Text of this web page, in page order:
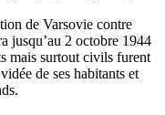
de Varsovie contre
jusqu’au 2 octobre 1944
mais surtout civils furent
de ses habitants et